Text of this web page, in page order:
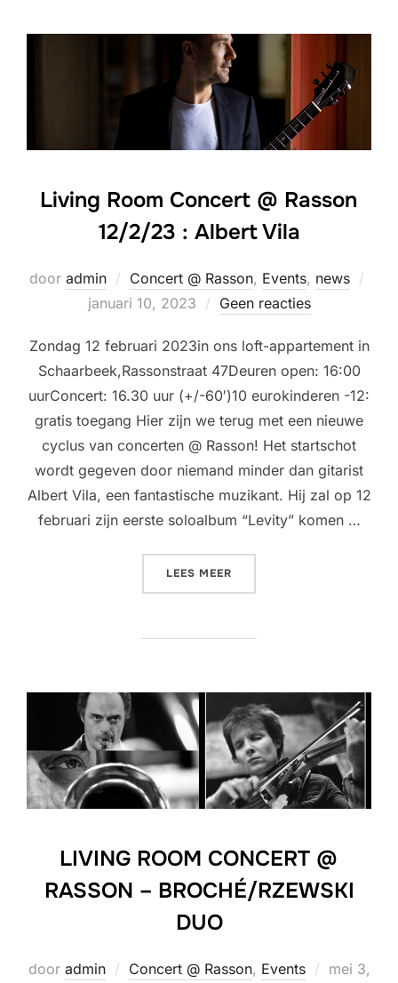
Living Room Concert @ Rasson
12/2/23 : Albert Vila
door admin Concert @ Rasson, Events, news
januari 10, 2023 Geen reacties
Zondag 12 februari 2023in ons loft-appartement in
Schaarbeek,Rassonstraat 47Deuren open: 16:00
uurConcert: 16.30 uur (+/-60′)10 eurokinderen -12:
gratis toegang Hier zijn we terug met een nieuwe
cyclus van concerten @ Rasson! Het startschot
wordt gegeven door niemand minder dan gitarist
Albert Vila, een fantastische muzikant. Hij zal op 12
februari zijn eerste soloalbum “Levity” komen …
LEES MEER
LIVING ROOM CONCERT @
RASSON – BROCHÉ/RZEWSKI
DUO
door admin Concert @ Rasson, Events
Geplaatst
mei 3,